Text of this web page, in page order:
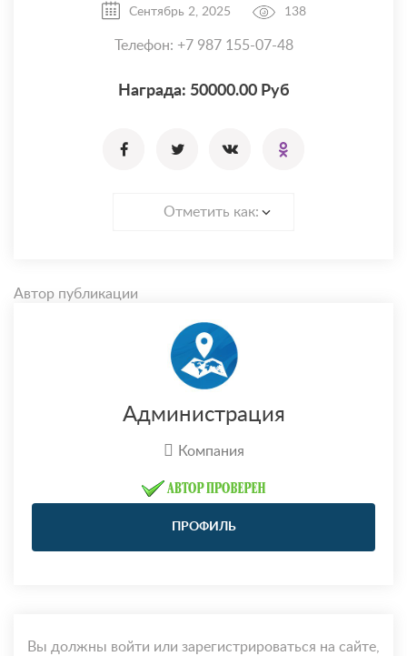
Сентябрь 2, 2025 138
Телефон: +7 987 155-07-48
Награда: 50000.00 Руб
Отметить как:
Автор публикации
Администрация
Компания
ПРОФИЛЬ
Вы должны войти или зарегистрироваться на сайте,